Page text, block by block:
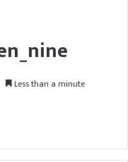
Less than a minute